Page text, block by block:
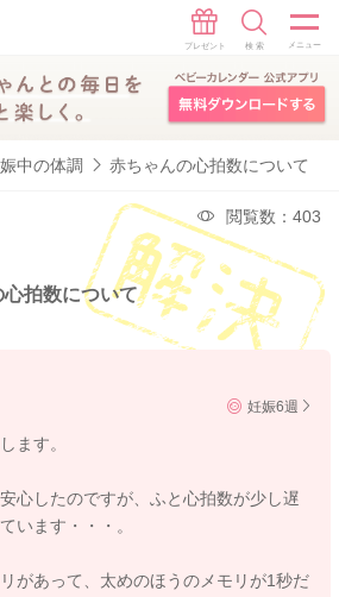
中の体調 赤ちゃんの心拍数について
閲覧数：403
拍数について
妊娠6週
ます。
心したのですが、ふと心拍数が少し遅
います・・・。
があって、太めのほうのメモリが1秒だ